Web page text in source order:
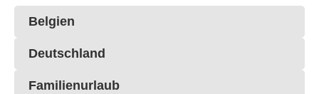
Belgien
Deutschland
Familienurlaub